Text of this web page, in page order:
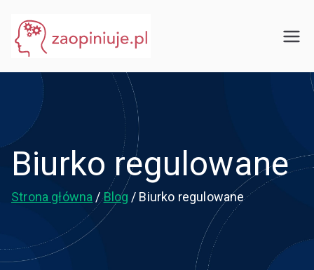
treści
Biurko regulowane
Strona główna Blog Biurko regulowane